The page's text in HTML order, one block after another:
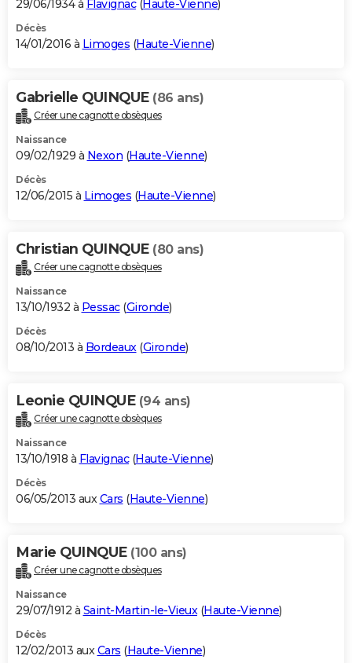
29/06/1934 à Flavignac(Haute-Vienne)
Décès
14/01/2016 à Limoges (Haute-Vienne)
Gabrielle QUINQUE (86 ans)
Créer une cagnotte obsèques
Naissance
09/02/1929 à Nexon (Haute-Vienne)
Décès
12/06/2015 à Limoges (Haute-Vienne)
Christian QUINQUE (80 ans)
Créer une cagnotte obsèques
Naissance
13/10/1932 à Pessac(Gironde)
Décès
08/10/2013 à Bordeaux(Gironde)
Leonie QUINQUE (94 ans)
Créer une cagnotte obsèques
Naissance
13/10/1918 à Flavignac(Haute-Vienne)
Décès
06/05/2013 auxCars (Haute-Vienne)
Marie QUINQUE (100 ans)
Créer une cagnotte obsèques
Naissance
29/07/1912 à Saint-Martin-le-Vieux(Haute-Vienne)
Décès
12/02/2013 auxCars (Haute-Vienne)